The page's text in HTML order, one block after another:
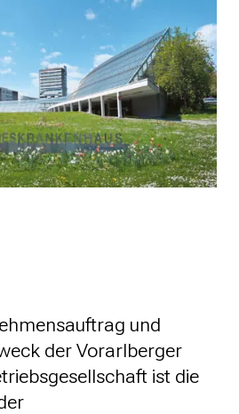
und
der Vorarlberger
ist die